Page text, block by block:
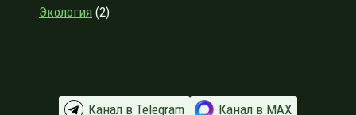
Экология (2)
Канал в Telegram Канал в МАХ